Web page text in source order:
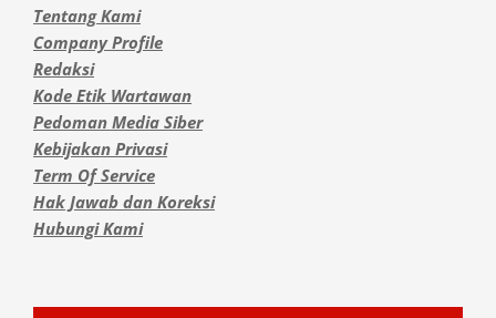
Tentang Kami
Company Profile
Redaksi
Kode Etik Wartawan
Pedoman Media Siber
Kebijakan Privasi
Term Of Service
Hak Jawab dan Koreksi
Hubungi Kami